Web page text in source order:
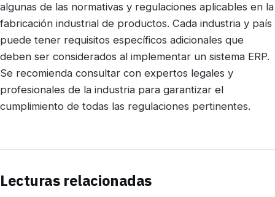
algunas de las normativas y regulaciones aplicables en la
fabricación industrial de productos. Cada industria y país
puede tener requisitos específicos adicionales que
deben ser considerados al implementar un sistema ERP.
Se recomienda consultar con expertos legales y
profesionales de la industria para garantizar el
cumplimiento de todas las regulaciones pertinentes.
Lecturas relacionadas